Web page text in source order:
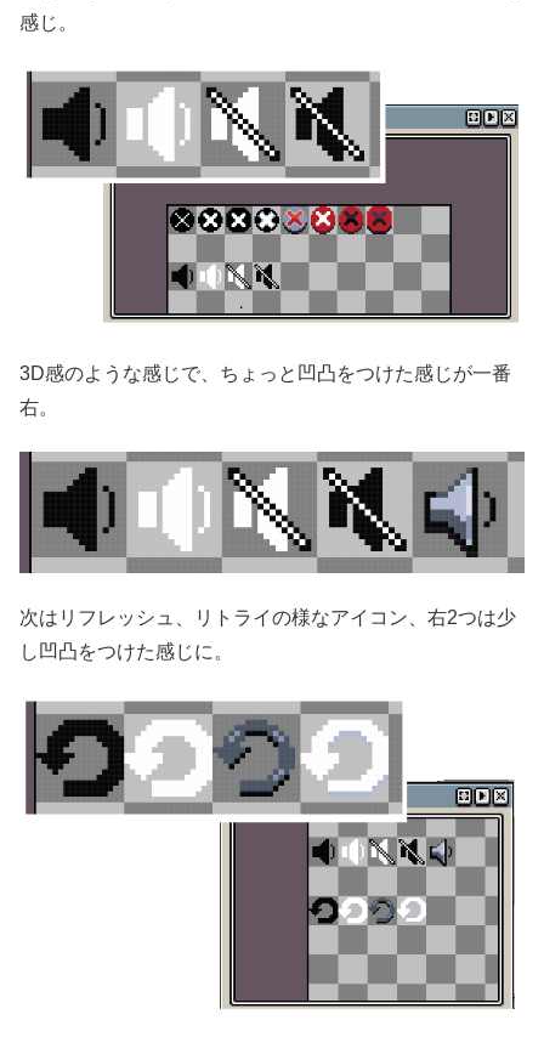
感じ。
3D感のような感じで、ちょっと凹凸をつけた感じが一番
右。
次はリフレッシュ、リトライの様なアイコン、右2つは少
し凹凸をつけた感じに。